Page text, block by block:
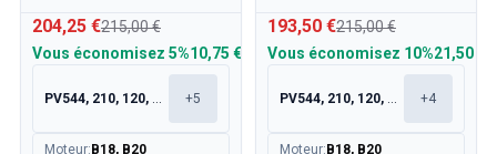
204,25 €215,00 €
Vous économisez 5%10,75 €
PV544, 210, 120, 130 +5
Moteur: B18, B20
193,50 €215,00 €
Vous économisez 10%21,50 €
PV544, 210, 120, 130 +4
Moteur: B18, B20